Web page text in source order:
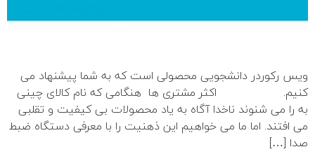
ویس رکوردر دانشجویی محصولی است که به شما پیشنهاد می
کنیم. اکثر مشتری ها هنگامی که نام کالای چینی
به را می شنوند ناخدا آگاه به یاد محصولات بی کیفیت و تقلبی
می افتند. اما ما می خواهیم این ذهنیت را با معرفی دستگاه ضبط
صدا […]